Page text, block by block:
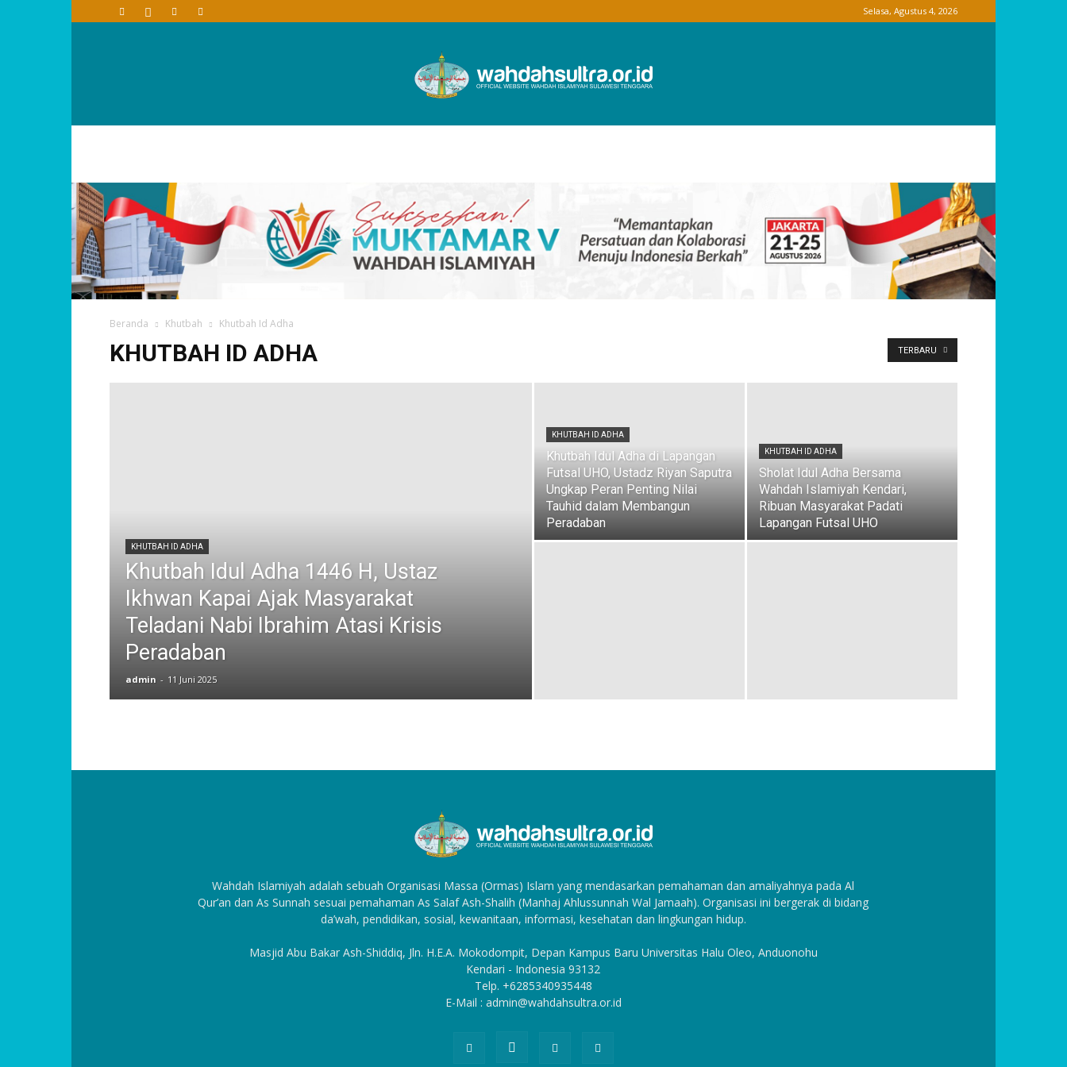
Selasa, Agustus 4, 2026
Islamiyah
Beranda Khutbah Khutbah Id Adha
KHUTBAH ID ADHA TERBARU
KHUTBAH ID ADHA
Khutbah Idul Adha 1446 H, Ustaz
Ikhwan Kapai Ajak Masyarakat
Teladani Nabi Ibrahim Atasi Krisis
Peradaban
admin - 11 Juni 2025
KHUTBAH ID ADHA
Khutbah Idul Adha di Lapangan
Futsal UHO, Ustadz Riyan Saputra
Ungkap Peran Penting Nilai
Tauhid dalam Membangun
Peradaban
KHUTBAH ID ADHA
Sholat Idul Adha Bersama
Wahdah Islamiyah Kendari,
Ribuan Masyarakat Padati
Lapangan Futsal UHO
Wahdah Islamiyah adalah sebuah Organisasi Massa (Ormas) Islam yang mendasarkan pemahaman dan amaliyahnya pada Al
Qur’an dan As Sunnah sesuai pemahaman As Salaf Ash-Shalih (Manhaj Ahlussunnah Wal Jamaah). Organisasi ini bergerak di bidang
da’wah, pendidikan, sosial, kewanitaan, informasi, kesehatan dan lingkungan hidup.
Masjid Abu Bakar Ash-Shiddiq, Jln. H.E.A. Mokodompit, Depan Kampus Baru Universitas Halu Oleo, Anduonohu
Kendari - Indonesia 93132
Telp. +6285340935448
E-Mail : admin@wahdahsultra.or.id